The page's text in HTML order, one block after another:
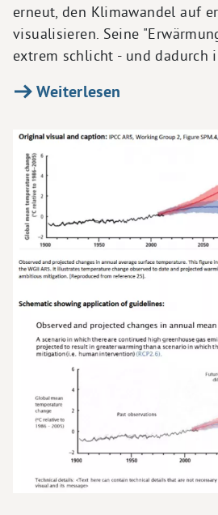
erneut, den Klimawandel auf
visualisieren. Seine
extrem schlicht - und dadurch
Weiterlesen